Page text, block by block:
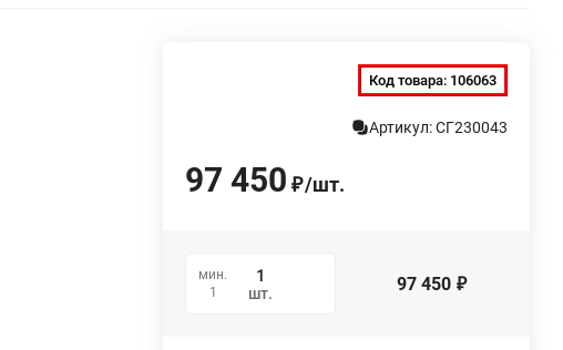
Код товара: 106063
Артикул: СГ230043
97 450 ₽/шт.
мин.
1
шт. 97 450 ₽